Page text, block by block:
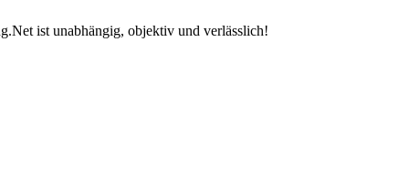
ist unabhängig, objektiv und verlässlich!